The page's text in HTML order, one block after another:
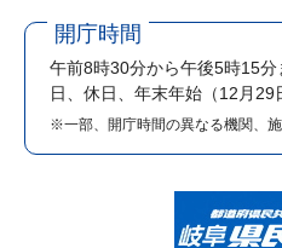
開庁時間
午前8時30分から午後5時15分
日、休日、年末年始（12月29
※一部、開庁時間の異なる機関、施